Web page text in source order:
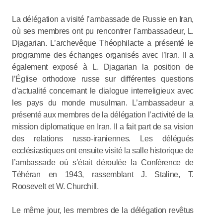
La délégation a visité l’ambassade de Russie en Iran,
où ses membres ont pu rencontrer l’ambassadeur, L.
Djagarian. L’archevêque Théophilacte a présenté le
programme des échanges organisés avec l’Iran. Il a
également exposé à L. Djagarian la position de
l’Église orthodoxe russe sur différentes questions
d’actualité concernant le dialogue interreligieux avec
les pays du monde musulman. L’ambassadeur a
présenté aux membres de la délégation l’activité de la
mission diplomatique en Iran. Il a fait part de sa vision
des relations russo-iraniennes. Les délégués
ecclésiastiques ont ensuite visité la salle historique de
l’ambassade où s’était déroulée la Conférence de
Téhéran en 1943, rassemblant J. Staline, T.
Roosevelt et W. Churchill.
Le même jour, les membres de la délégation revêtus